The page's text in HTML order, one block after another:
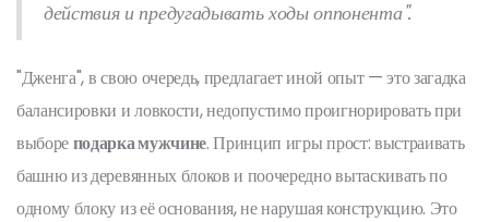
действия и предугадывать ходы оппонента".
"Дженга", в свою очередь, предлагает иной опыт — это загадка
балансировки и ловкости, недопустимо проигнорировать при
выбореподарка мужчине. Принцип игры прост: выстраивать
башню из деревянных блоков и поочередно вытаскивать по
одному блоку из её основания, не нарушая конструкцию. Это